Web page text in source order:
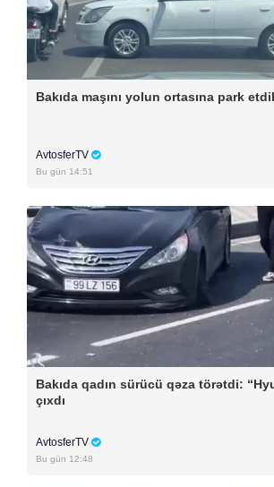
Bakıda maşını yolun ortasına park
AvtosferTV
Bu gün 14:51
Bakıda qadın sürücü qəza törətdi:
çıxdı
AvtosferTV
Bu gün 12:48